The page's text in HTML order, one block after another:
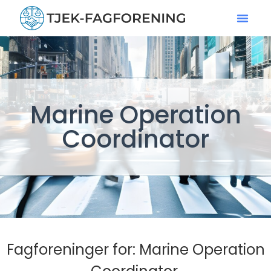
Marine Operation
Coordinator
Fagforeninger for: Marine Operation